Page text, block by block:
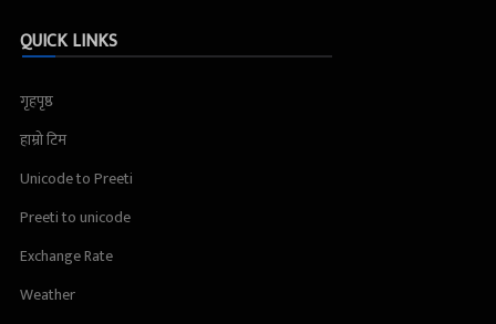
QUICK LINKS
गृहपृष्ठ
हाम्रो टिम
Unicode to Preeti
Preeti to unicode
Exchange Rate
Weather